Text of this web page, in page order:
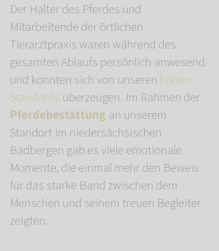
Der Halter des Pferdes und
Mitarbeitende der örtlichen
Tierarztpraxis waren während des
gesamten Ablaufs persönlich anwesend
und konnten sich von unseren hohen
Standards überzeugen. Im Rahmen der
Pferdebestattung an unserem
Standort im niedersächsischen
Badbergen gab es viele emotionale
Momente, die einmal mehr den Beweis
für das starke Band zwischen dem
Menschen und seinem treuen Begleiter
zeigten.